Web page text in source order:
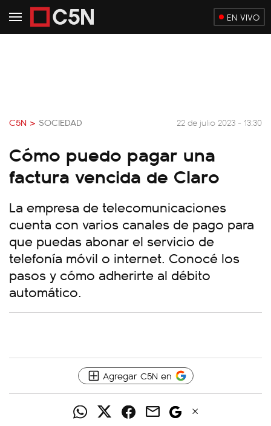
EN VIVO
C5N > SOCIEDAD 22 de julio 2023 - 13:30
Cómo puedo pagar una
factura vencida de Claro
La empresa de telecomunicaciones
cuenta con varios canales de pago para
que puedas abonar el servicio de
telefonía móvil o internet. Conocé los
pasos y cómo adherirte al débito
automático.
Agregar C5N en